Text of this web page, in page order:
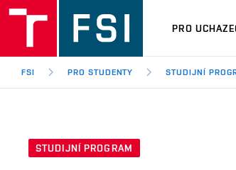
PRO
FSI PRO STUDENTY STUDIJNÍ
STUDIJNÍ PROGRAM